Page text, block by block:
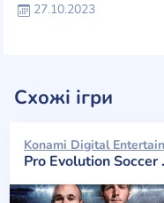
27.10.2023
Схожі ігри
Pro Evolution Soccer 2018